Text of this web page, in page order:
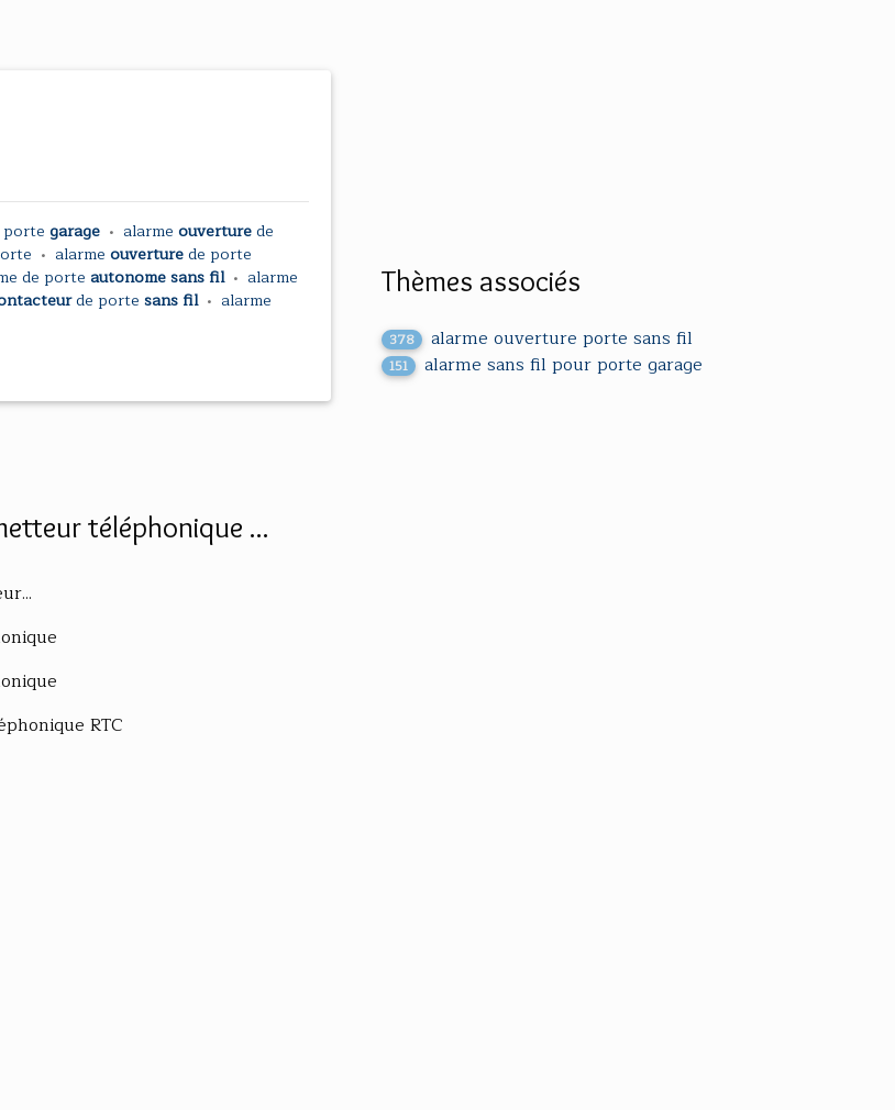
porte garage • alarme ouverturede
• alarme ouverturede porte
de porte autonome sans fil • alarme
de porte sans fil • alarme
téléphonique ...
RTC
Thèmes associés
378 alarme ouverture porte sans fil
151 alarme sans fil pour porte garage